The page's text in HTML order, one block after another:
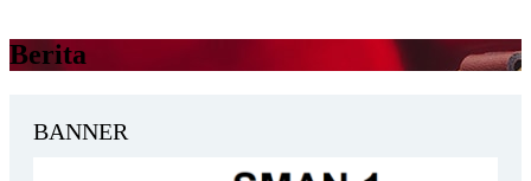
Berita
BANNER